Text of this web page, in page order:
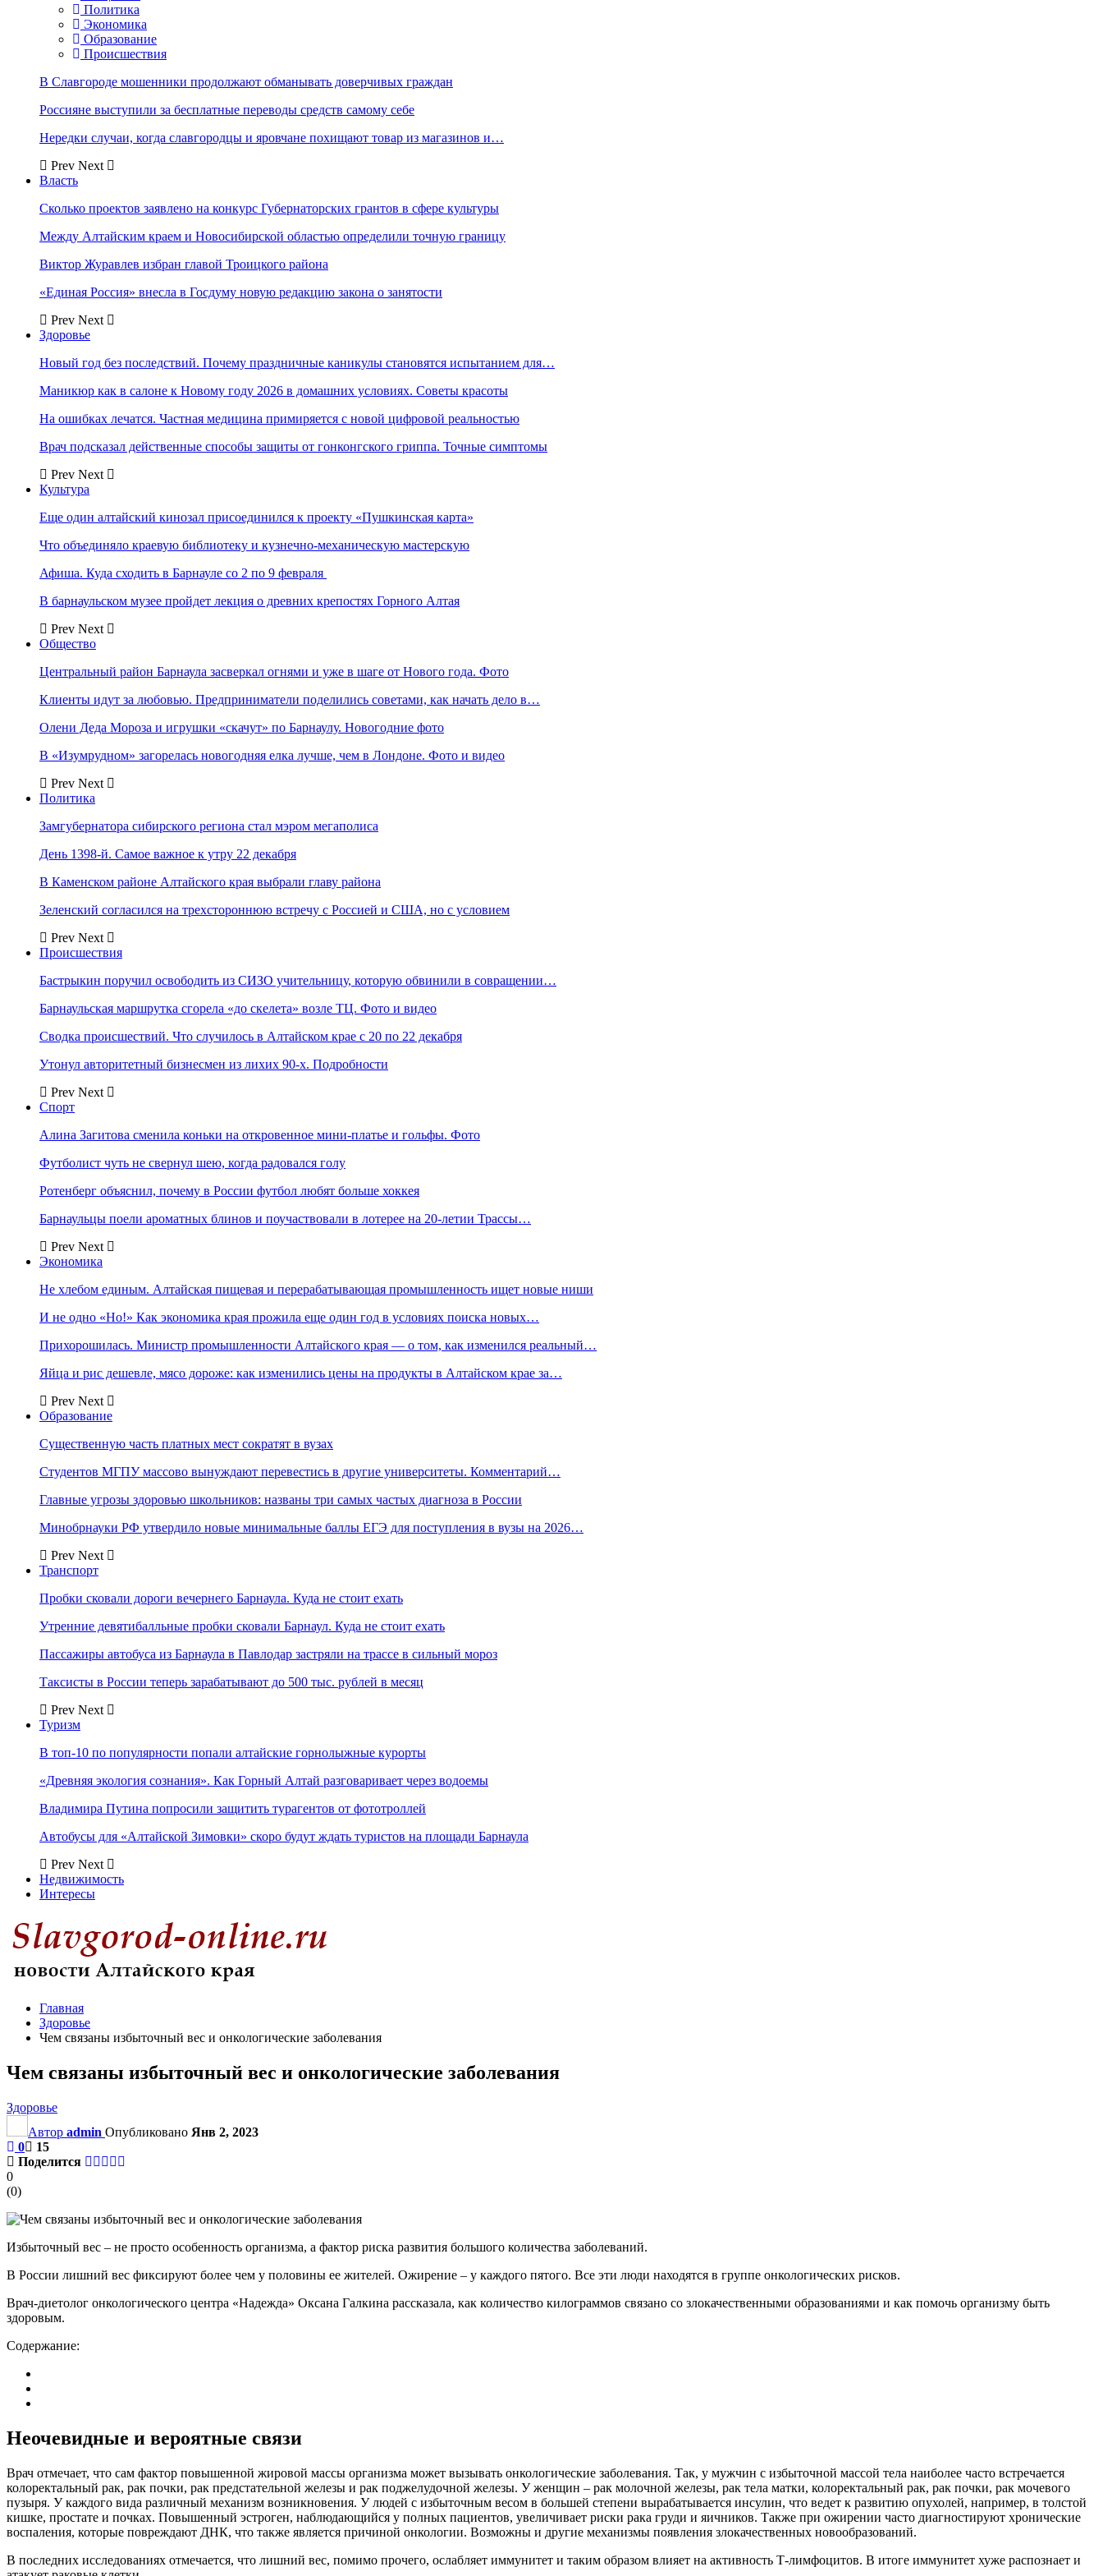
Политика
Экономика
Образование
Происшествия
В Славгороде мошенники продолжают обманывать доверчивых граждан
Россияне выступили за бесплатные переводы средств самому себе
Нередки случаи, когда славгородцы и яровчане похищают товар из магазинов и…
Prev Next
Власть
Сколько проектов заявлено на конкурс Губернаторских грантов в сфере культуры
Между Алтайским краем и Новосибирской областью определили точную границу
Виктор Журавлев избран главой Троицкого района
«Единая Россия» внесла в Госдуму новую редакцию закона о занятости
Prev Next
Здоровье
Новый год без последствий. Почему праздничные каникулы становятся испытанием для…
Маникюр как в салоне к Новому году 2026 в домашних условиях. Советы красоты
На ошибках лечатся. Частная медицина примиряется с новой цифровой реальностью
Врач подсказал действенные способы защиты от гонконгского гриппа. Точные симптомы
Prev Next
Культура
Еще один алтайский кинозал присоединился к проекту «Пушкинская карта»
Что объединяло краевую библиотеку и кузнечно-механическую мастерскую
Афиша. Куда сходить в Барнауле со 2 по 9 февраля
В барнаульском музее пройдет лекция о древних крепостях Горного Алтая
Prev Next
Общество
Центральный район Барнаула засверкал огнями и уже в шаге от Нового года. Фото
Клиенты идут за любовью. Предприниматели поделились советами, как начать дело в…
Олени Деда Мороза и игрушки «скачут» по Барнаулу. Новогодние фото
В «Изумрудном» загорелась новогодняя елка лучше, чем в Лондоне. Фото и видео
Prev Next
Политика
Замгубернатора сибирского региона стал мэром мегаполиса
День 1398-й. Самое важное к утру 22 декабря
В Каменском районе Алтайского края выбрали главу района
Зеленский согласился на трехстороннюю встречу с Россией и США, но с условием
Prev Next
Происшествия
Бастрыкин поручил освободить из СИЗО учительницу, которую обвинили в совращении…
Барнаульская маршрутка сгорела «до скелета» возле ТЦ. Фото и видео
Сводка происшествий. Что случилось в Алтайском крае с 20 по 22 декабря
Утонул авторитетный бизнесмен из лихих 90-х. Подробности
Prev Next
Спорт
Алина Загитова сменила коньки на откровенное мини-платье и гольфы. Фото
Футболист чуть не свернул шею, когда радовался голу
Ротенберг объяснил, почему в России футбол любят больше хоккея
Барнаульцы поели ароматных блинов и поучаствовали в лотерее на 20-летии Трассы…
Prev Next
Экономика
Не хлебом единым. Алтайская пищевая и перерабатывающая промышленность ищет новые ниши
И не одно «Но!» Как экономика края прожила еще один год в условиях поиска новых…
Прихорошилась. Министр промышленности Алтайского края — о том, как изменился реальный…
Яйца и рис дешевле, мясо дороже: как изменились цены на продукты в Алтайском крае за…
Prev Next
Образование
Существенную часть платных мест сократят в вузах
Студентов МГПУ массово вынуждают перевестись в другие университеты. Комментарий…
Главные угрозы здоровью школьников: названы три самых частых диагноза в России
Минобрнауки РФ утвердило новые минимальные баллы ЕГЭ для поступления в вузы на 2026…
Prev Next
Транспорт
Пробки сковали дороги вечернего Барнаула. Куда не стоит ехать
Утренние девятибалльные пробки сковали Барнаул. Куда не стоит ехать
Пассажиры автобуса из Барнаула в Павлодар застряли на трассе в сильный мороз
Таксисты в России теперь зарабатывают до 500 тыс. рублей в месяц
Prev Next
Туризм
В топ-10 по популярности попали алтайские горнолыжные курорты
«Древняя экология сознания». Как Горный Алтай разговаривает через водоемы
Владимира Путина попросили защитить турагентов от фототроллей
Автобусы для «Алтайской Зимовки» скоро будут ждать туристов на площади Барнаула
Prev Next
Недвижимость
Интересы
Главная
Здоровье
Чем связаны избыточный вес и онкологические заболевания
Чем связаны избыточный вес и онкологические заболевания
Здоровье
Автор admin Опубликовано Янв 2, 2023
0
15
Поделится
0
(0)
Избыточный вес – не просто особенность организма, а фактор риска развития большого количества заболеваний.
В России лишний вес фиксируют более чем у половины ее жителей. Ожирение – у каждого пятого. Все эти люди находятся в группе онкологических рисков.
Врач-диетолог онкологического центра «Надежда» Оксана Галкина рассказала, как количество килограммов связано со злокачественными образованиями и как помочь организму быть
здоровым.
Содержание:
Неочевидные и вероятные связи
Врач отмечает, что сам фактор повышенной жировой массы организма может вызывать онкологические заболевания. Так, у мужчин с избыточной массой тела наиболее часто встречается
колоректальный рак, рак почки, рак предстательной железы и рак поджелудочной железы. У женщин – рак молочной железы, рак тела матки, колоректальный рак, рак почки, рак мочевого
пузыря. У каждого вида различный механизм возникновения. У людей с избыточным весом в большей степени вырабатывается инсулин, что ведет к развитию опухолей, например, в толстой
кишке, простате и почках. Повышенный эстроген, наблюдающийся у полных пациентов, увеличивает риски рака груди и яичников. Также при ожирении часто диагностируют хронические
воспаления, которые повреждают ДНК, что также является причиной онкологии. Возможны и другие механизмы появления злокачественных новообразований.
В последних исследованиях отмечается, что лишний вес, помимо прочего, ослабляет иммунитет и таким образом влияет на активность Т-лимфоцитов. В итоге иммунитет хуже распознает и